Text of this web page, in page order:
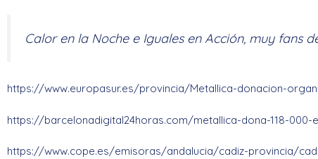
Calor en la Noche e Iguales en Acción, muy fans
https://www.europasur.es/provincia/Metallica-donacion-
https://barcelonadigital24horas.com/metallica-dona-118-
https://www.cope.es/emisoras/andalucia/cadiz-provincia/